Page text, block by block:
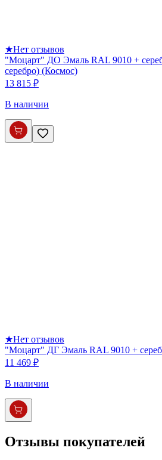
★Нет отзывов
"Моцарт" ДО Эмаль RAL 9010 +
серебро) (Космос)
13 815 ₽
В наличии
★Нет отзывов
"Моцарт" ДГ Эмаль RAL 9010 +
11 469 ₽
В наличии
Отзывы покупателей